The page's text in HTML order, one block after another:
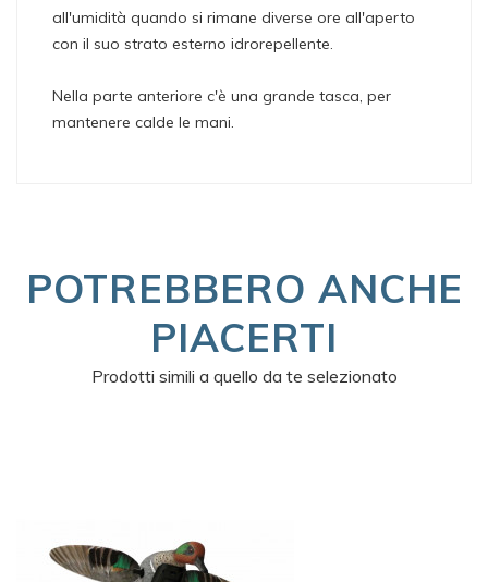
all'umidità quando si rimane diverse ore all'aperto
con il suo strato esterno idrorepellente.
Nella parte anteriore c'è una grande tasca, per
mantenere calde le mani.
POTREBBERO ANCHE
PIACERTI
Prodotti simili a quello da te selezionato